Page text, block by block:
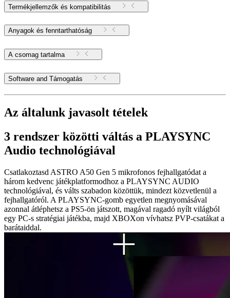
Termékjellemzők és kompatibilitás
Anyagok és fenntarthatóság
A csomag tartalma
Software and Támogatás
Az általunk javasolt tételek
3 rendszer közötti váltás a PLAYSYNC
Audio technológiával
Csatlakoztasd ASTRO A50 Gen 5 mikrofonos fejhallgatódat a
három kedvenc játékplatformodhoz a PLAYSYNC AUDIO
technológiával, és válts szabadon közöttük, mindezt közvetlenül a
fejhallgatóról. A PLAYSYNC-gomb egyetlen megnyomásával
azonnal átléphetsz a PS5-ön játszott, magával ragadó nyílt világból
egy PC-s stratégiai játékba, majd XBOXon vívhatsz PVP-csatákat a
barátaiddal.